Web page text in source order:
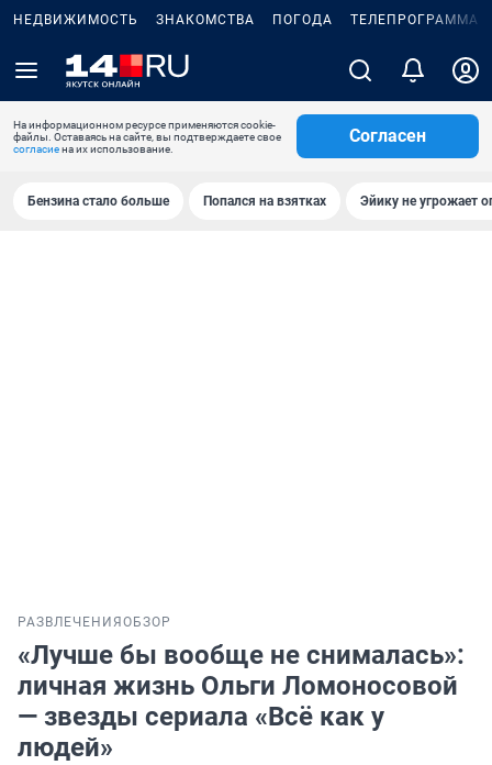
НЕДВИЖИМОСТЬ ЗНАКОМСТВА ПОГОДА ТЕЛЕПРОГРАММА
На информационном ресурсе применяются cookie-
файлы. Оставаясь на сайте, вы подтверждаете свое
согласиена их использование.
Согласен
Бензина стало больше Попался на взятках Эйику не угрожает
РАЗВЛЕЧЕНИЯ ОБЗОР
«Лучше бы вообще не снималась»:
личная жизнь Ольги Ломоносовой
— звезды сериала «Всё как у
людей»